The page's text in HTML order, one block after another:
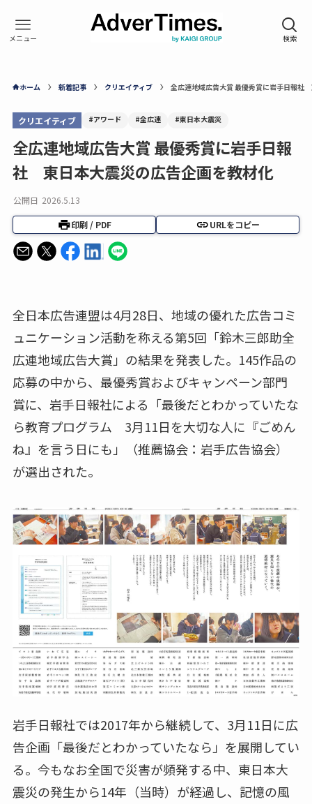
ホーム 新着記事 クリエイティブ 全広連地域広告大賞 最優秀賞に岩手日報社
クリエイティブ #アワード #全広連 #東日本大震災
全広連地域広告大賞 最優秀賞に岩手日報
社 東日本大震災の広告企画を教材化
公開日 2026.5.13
印刷 / PDF URLをコピー
全日本広告連盟は4月28日、地域の優れた広告コミ
ュニケーション活動を称える第5回「鈴木三郎助全
広連地域広告大賞」の結果を発表した。145作品の
応募の中から、最優秀賞およびキャンペーン部門
賞に、岩手日報社による「最後だとわかっていたな
ら教育プログラム 3月11日を大切な人に『ごめん
ね』を言う日にも」（推薦協会：岩手広告協会）
が選出された。
岩手日報社では2017年から継続して、3月11日に広
告企画「最後だとわかっていたなら」を展開してい
る。今もなお全国で災害が頻発する中、東日本大
震災の発生から14年（当時）が経過し、記憶の風